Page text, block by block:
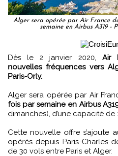
Alger sera opérée par Air France
semaine en Airbus A319 -
Dès le 2 janvier 2020, Air
nouvelles fréquences vers
Paris-Orly.
Alger sera opérée par Air
fois par semaine en Airbus
dimanches), d’une capacité de
Cette nouvelle offre s’ajoute
opérés depuis Paris-Charles
de 30 vols entre Paris et Alger.